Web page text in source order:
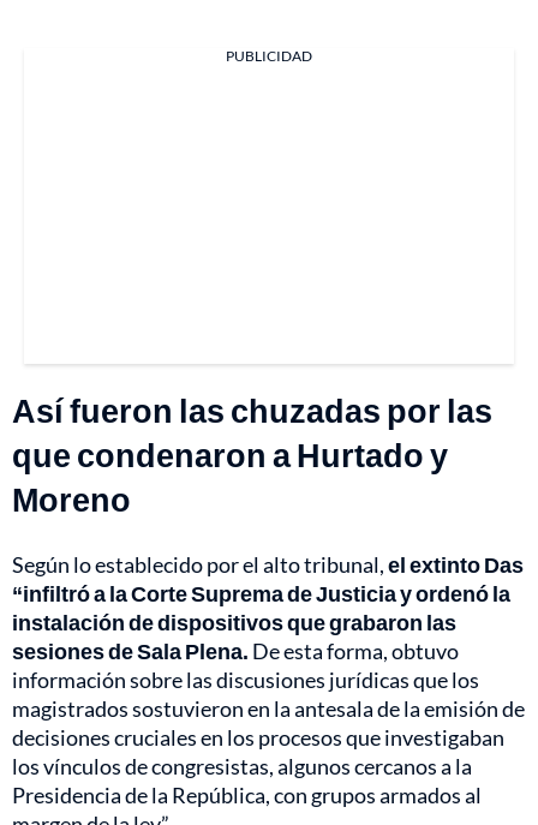
PUBLICIDAD
Así fueron las chuzadas por las
que condenaron a Hurtado y
Moreno
Según lo establecido por el alto tribunal,el extinto Das
“infiltró a la Corte Suprema de Justicia y ordenó la
instalación de dispositivos que grabaron las
sesiones de Sala Plena. De esta forma, obtuvo
información sobre las discusiones jurídicas que los
magistrados sostuvieron en la antesala de la emisión de
decisiones cruciales en los procesos que investigaban
los vínculos de congresistas, algunos cercanos a la
Presidencia de la República, con grupos armados al